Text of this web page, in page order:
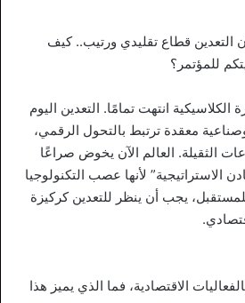
التعدين قطاع تقليدي ورتيب.. كيف
للمؤتمر؟
انتهت تمامًا. التعدين اليوم
معقدة ترتبط بالتحول الرقمي،
الثقيلة. العالم الآن يخوض صراعًا
الاستراتيجية” لأنها عصب التكنولوجيا
يجب أن ينظر للتعدين كركيزة
الاقتصادية، فما الذي يميز هذا